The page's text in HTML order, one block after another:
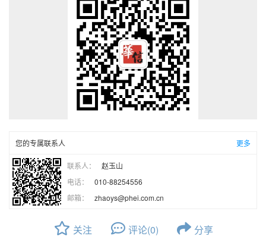
年级本科生的教材，也可供相关专业的教师和科研人员参考。
您的专属联系人 更多
联系人：
赵玉山
电话：
010-88254556
邮箱：
zhaoys@phei.com.cn
关注 评论(0) 分享